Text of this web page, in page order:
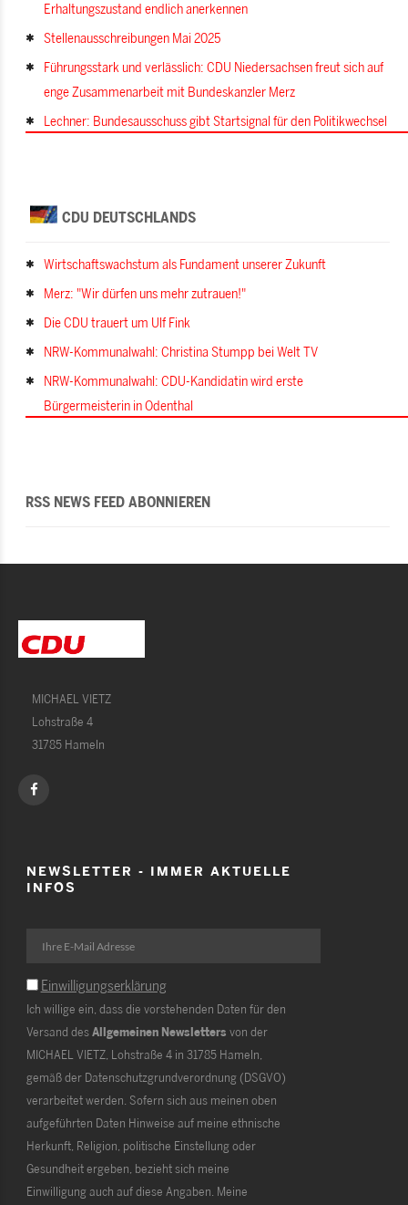
Erhaltungszustand endlich anerkennen
Stellenausschreibungen Mai 2025
Führungsstark und verlässlich: CDU Niedersachsen freut sich auf
enge Zusammenarbeit mit Bundeskanzler Merz
Lechner: Bundesausschuss gibt Startsignal für den Politikwechsel
CDU DEUTSCHLANDS
Wirtschaftswachstum als Fundament unserer Zukunft
Merz: "Wir dürfen uns mehr zutrauen!"
Die CDU trauert um Ulf Fink
NRW-Kommunalwahl: Christina Stumpp bei Welt TV
NRW-Kommunalwahl: CDU-Kandidatin wird erste
Bürgermeisterin in Odenthal
RSS NEWS FEED ABONNIEREN
MICHAEL VIETZ
Lohstraße 4
31785 Hameln
NEWSLETTER - IMMER AKTUELLE
INFOS
Einwilligungserklärung
Ich willige ein, dass die vorstehenden Daten für den
Versand desAllgemeinen Newsletters von der
MICHAEL VIETZ, Lohstraße 4 in 31785 Hameln,
gemäß der Datenschutzgrundverordnung (DSGVO)
verarbeitet werden. Sofern sich aus meinen oben
aufgeführten Daten Hinweise auf meine ethnische
Herkunft, Religion, politische Einstellung oder
Gesundheit ergeben, bezieht sich meine
Einwilligung auch auf diese Angaben. Meine